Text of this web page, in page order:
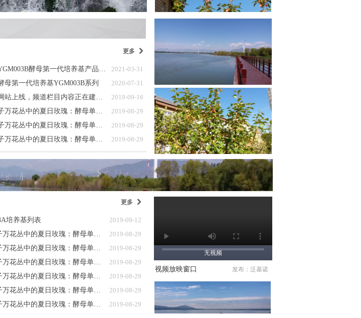
更多 낑
2021-03-31
2021年YGM003B酵母第一代培养基产品目录更新说明
2020-07-31
母第一代培养基YGM003B系列
2019-09-16
泛基诺网站上线，频道栏目内容正在建设中
2019-08-29
转录因子万花丛中的夏日玫瑰：酵母单杂交系统
2019-08-29
转录因子万花丛中的夏日玫瑰：酵母单杂交系统
2019-08-29
转录因子万花丛中的夏日玫瑰：酵母单杂交系统
更多 낑
2019-09-12
培养基列表
2019-08-29
转录因子万花丛中的夏日玫瑰：酵母单杂交系统
2019-08-29
转录因子万花丛中的夏日玫瑰：酵母单杂交系统
2019-08-29
转录因子万花丛中的夏日玫瑰：酵母单杂交系统
2019-08-29
转录因子万花丛中的夏日玫瑰：酵母单杂交系统
2019-08-29
转录因子万花丛中的夏日玫瑰：酵母单杂交系统
2019-08-29
转录因子万花丛中的夏日玫瑰：酵母单杂交系统
无视频
视频放映窗口 发布：泛基诺